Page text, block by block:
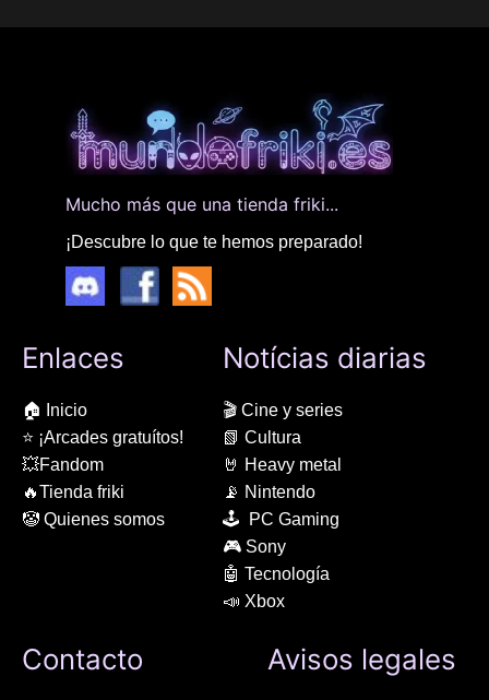
Mucho más que una tienda friki...
¡Descubre lo que te hemos preparado!
Enlaces
🏠 Inicio
⭐ ¡Arcades gratuítos!
💥Fandom
🔥Tienda friki
🤡 Quienes somos
Notícias diarias
🎬 Cine y series
📗 Cultura
🤘 Heavy metal
📡 Nintendo
🕹 PC Gaming
🎮 Sony
🤖 Tecnología
📣 Xbox
Contacto Avisos legales